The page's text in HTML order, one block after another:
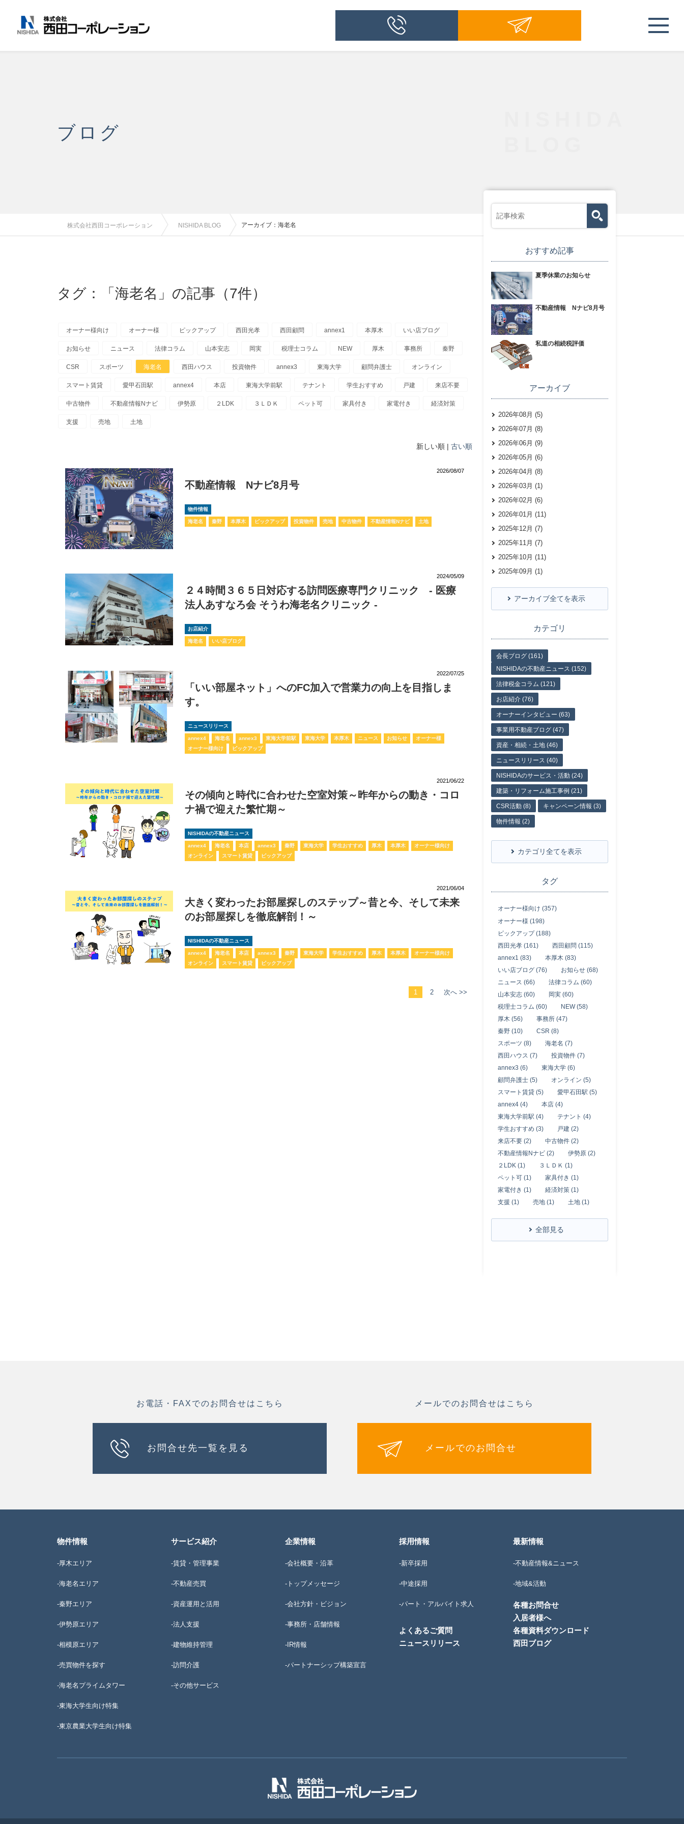
ブログ
株式会社西田コーポレーション NISHIDA BLOG アーカイブ：海老名
タグ：「海老名」の記事（7件）
オーナー様向け オーナー様 ピックアップ 西田光孝 西田顧問 annex1 本厚木 いい店ブログ
お知らせ ニュース 法律コラム 山本安志 岡実 税理士コラム NEW 厚木 事務所 秦野
CSR スポーツ 海老名 西田ハウス 投資物件 annex3 東海大学 顧問弁護士 オンライン
スマート賃貸 愛甲石田駅 annex4 本店 東海大学前駅 テナント 学生おすすめ 戸建 来店不要
中古物件 不動産情報Nナビ 伊勢原 ２LDK ３ＬＤＫ ペット可 家具付き 家電付き 経済対策
支援 売地 土地
新しい順 | 古い順
2026/08/07
不動産情報 Nナビ8月号
物件情報
海老名 秦野 本厚木 ピックアップ 投資物件 売地 中古物件 不動産情報Nナビ 土地
2024/05/09
２４時間３６５日対応する訪問医療専門クリニック - 医療
法人あすなろ会 そうわ海老名クリニック -
お店紹介
海老名 いい店ブログ
2022/07/25
「いい部屋ネット」へのFC加入で営業力の向上を目指しま
す。
ニュースリリース
annex4 海老名 annex3 東海大学前駅 東海大学 本厚木 ニュース お知らせ
オーナー様
オーナー様向け
ピックアップ
2021/06/22
その傾向と時代に合わせた空室対策～昨年からの動き・コロ
ナ禍で迎えた繁忙期～
NISHIDAの不動産ニュース
annex4 海老名 本店 annex3 秦野 東海大学 学生おすすめ 厚木 本厚木
オーナー様向け
オンライン
スマート賃貸 ピックアップ
2021/06/04
大きく変わったお部屋探しのステップ～昔と今、そして未来
のお部屋探しを徹底解剖！～
NISHIDAの不動産ニュース
annex4 海老名 本店 annex3 秦野 東海大学 学生おすすめ 厚木 本厚木
オーナー様向け
オンライン
スマート賃貸 ピックアップ
1 2 次へ >>
おすすめ記事
夏季休業のお知らせ
不動産情報 Nナビ8月号
私道の相続税評価
アーカイブ
2026年08月 (5)
2026年07月 (8)
2026年06月 (9)
2026年05月 (6)
2026年04月 (8)
2026年03月 (1)
2026年02月 (6)
2026年01月 (11)
2025年12月 (7)
2025年11月 (7)
2025年10月 (11)
2025年09月 (1)
アーカイブ全てを表示
カテゴリ
会長ブログ (161)
NISHIDAの不動産ニュース (152)
法律税金コラム (121)
お店紹介 (76)
オーナーインタビュー (63)
事業用不動産ブログ (47)
資産・相続・土地 (46)
ニュースリリース (40)
NISHIDAのサービス・活動 (24)
建築・リフォーム施工事例 (21)
CSR活動 (8) キャンペーン情報 (3)
物件情報 (2)
カテゴリ全てを表示
タグ
オーナー様向け (357)
オーナー様 (198)
ピックアップ (188)
西田光孝 (161)
西田顧問 (115)
annex1 (83)
本厚木 (83)
いい店ブログ (76)
お知らせ (68)
ニュース (66)
法律コラム (60)
山本安志 (60)
岡実 (60)
税理士コラム (60)
NEW (58)
厚木 (56)
事務所 (47)
秦野 (10)
CSR (8)
スポーツ (8)
海老名 (7)
西田ハウス (7)
投資物件 (7)
annex3 (6)
東海大学 (6)
顧問弁護士 (5)
オンライン (5)
スマート賃貸 (5)
愛甲石田駅 (5)
annex4 (4)
本店 (4)
東海大学前駅 (4)
テナント (4)
学生おすすめ (3)
戸建 (2)
来店不要 (2)
中古物件 (2)
不動産情報Nナビ (2)
伊勢原 (2)
２LDK (1)
３ＬＤＫ (1)
ペット可 (1)
家具付き (1)
家電付き (1)
経済対策 (1)
支援 (1)
売地 (1) 土地 (1)
全部見る
お電話・FAXでのお問合せはこちら
お問合せ先一覧を見る
メールでのお問合せはこちら
メールでのお問合せ
物件情報
-厚木エリア
-海老名エリア
-秦野エリア
-伊勢原エリア
-相模原エリア
-売買物件を探す
-海老名プライムタワー
-東海大学生向け特集
-東京農業大学生向け特集
サービス紹介
-賃貸・管理事業
-不動産売買
-資産運用と活用
-法人支援
-建物維持管理
-訪問介護
-その他サービス
企業情報
-会社概要・沿革
-トップメッセージ
-会社方針・ビジョン
-事務所・店舗情報
-IR情報
-パートナーシップ構築宣言
採用情報
-新卒採用
-中途採用
-パート・アルバイト求人
最新情報
-不動産情報&ニュース
-地域&活動
各種お問合せ
入居者様へ
よくあるご質問
各種資料ダウンロード
ニュースリリース
西田ブログ